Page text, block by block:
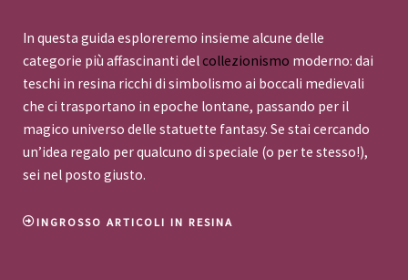
In questa guida esploreremo insieme alcune delle
categorie più affascinanti delcollezionismo moderno: dai
teschi in resina ricchi di simbolismo ai boccali medievali
che ci trasportano in epoche lontane, passando per il
magico universo delle statuette fantasy. Se stai cercando
un’idea regalo per qualcuno di speciale (o per te stesso!),
sei nel posto giusto.
INGROSSO ARTICOLI IN RESINA